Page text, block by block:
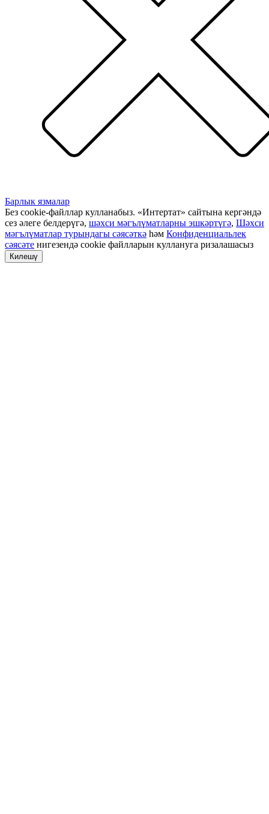
Барлык язмалар
Без cookie-файллар кулланабыз. «Интертат» сайтына кергәндә
сез әлеге белдерүгә, шәхси мәгълүматларны эшкәртүгә, Шәхси
мәгълүматлар турындагы сәясәткә һәм Конфиденциальлек
сәясәте нигезендә cookie файлларын куллануга ризалашасыз
Килешү